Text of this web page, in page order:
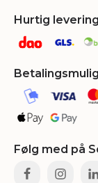
Hurtig levering
Følg med på